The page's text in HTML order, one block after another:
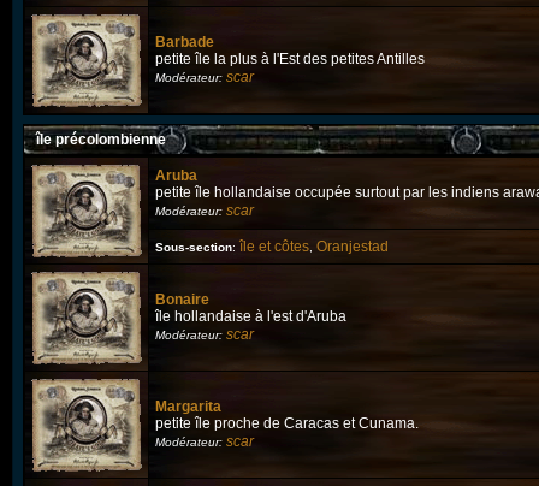
Barbade
petite île la plus à l'Est des petites Antilles
Modérateur: scar
île précolombienne
Aruba
petite île hollandaise occupée surtout par les indiens
Modérateur: scar
Sous-section: île et côtes Oranjestad
Bonaire
île hollandaise à l'est d'Aruba
Modérateur: scar
Margarita
petite île proche de Caracas et Cunama.
Modérateur: scar